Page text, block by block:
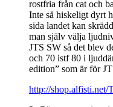
rostfria från cat och
Inte så hiskeligt dyrt
sida landet kan
man själv välja
JTS SW så det blev
och 70 istf 80 i
edition” som är för
http://